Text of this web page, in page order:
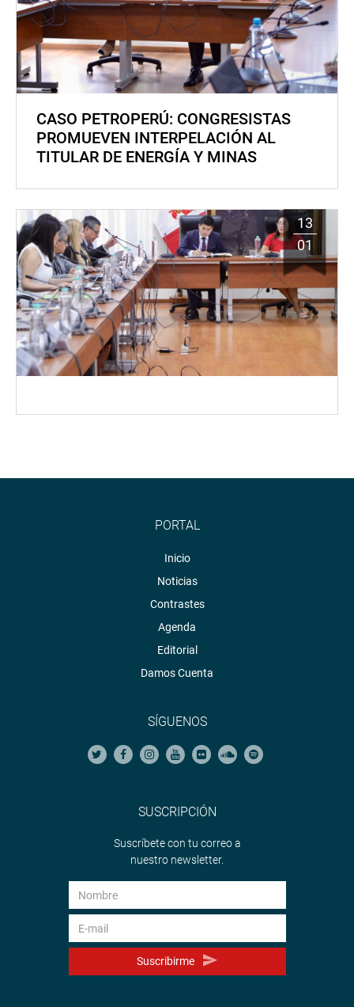
CASO PETROPERÚ: CONGRESISTAS
PROMUEVEN INTERPELACIÓN AL
TITULAR DE ENERGÍA Y MINAS
13
01
PORTAL
Inicio
Noticias
Contrastes
Agenda
Editorial
Damos Cuenta
SÍGUENOS
SUSCRIPCIÓN
Suscríbete con tu correo a
nuestro newsletter.
Suscribirme